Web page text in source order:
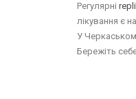
Регулярні
лікування є
У
Бережіть